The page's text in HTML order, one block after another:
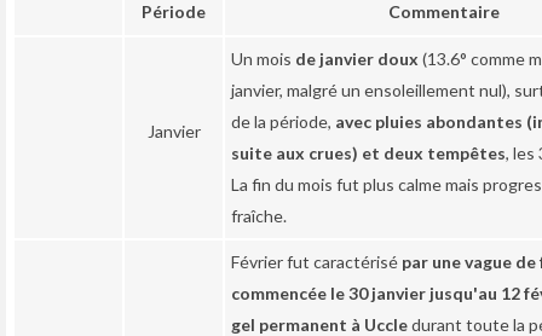
Période Commentaire
Janvier
Un mois de janvier doux (13.6° comme
janvier, malgré un ensoleillement nul),
de la période, avec pluies abondantes
suite aux crues) et deux tempêtes, les
La fin du mois fut plus calme mais
fraîche.
Février fut caractérisé par une vague
commencée le 30 janvier jusqu'au 12
gel permanent à Uccledurant toute la